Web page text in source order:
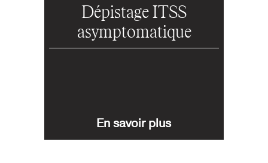
Dépistage ITSS
asymptomatique
En savoir plus